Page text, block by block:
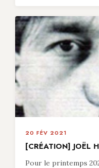
20 FÉV 2021
[CRÉATION] JOËL
Pour le printemps